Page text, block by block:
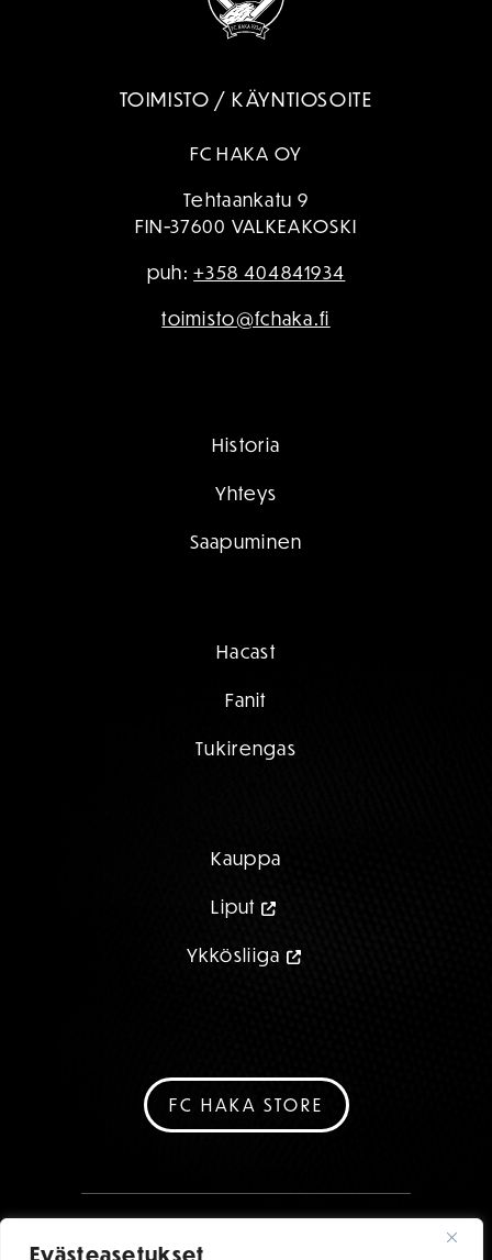
TOIMISTO / KÄYNTIOSOITE
FC HAKA OY
Tehtaankatu 9
FIN-37600 VALKEAKOSKI
puh:+358 404841934
toimisto@fchaka.fi
Historia
Yhteys
Saapuminen
Hacast
Fanit
Tukirengas
Kauppa
Liput
Ykkösliiga
FC HAKA STORE